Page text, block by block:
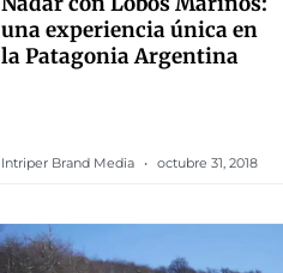
una experiencia única en
la Patagonia Argentina
Intriper Brand Media octubre 31, 2018